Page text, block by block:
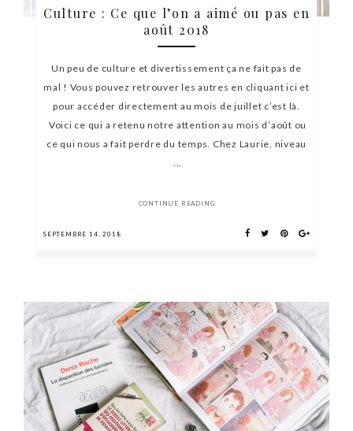
Culture : Ce que l’on a aimé ou pas en
août 2018
Un peu de culture et divertissement ça ne fait pas de
mal ! Vous pouvez retrouver les autres en cliquant ici et
pour accéder directement au mois de juillet c’est là.
Voici ce qui a retenu notre attention au mois d’août ou
ce qui nous a fait perdre du temps. Chez Laurie, niveau
...
CONTINUE READING
SEPTEMBRE 14, 2018